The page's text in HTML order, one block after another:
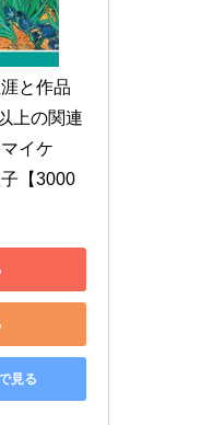
と作品
上の関連
イケ
【3000
見る